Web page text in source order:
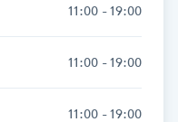
11:00 - 19:00
11:00 - 19:00
11:00 - 19:00